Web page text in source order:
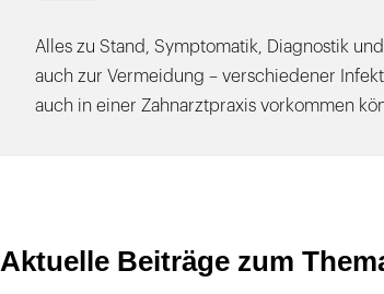
Alles zu Stand, Symptomatik, Diagnostik
auch zur Vermeidung – verschiedener
auch in einer Zahnarztpraxis vorkommen
Aktuelle Beiträge zum